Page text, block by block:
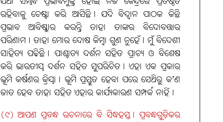
ରହିବାକୁ ଚେଷ୍ଟା କରି ଆସିଛି। ଯଦି ବିଦ୍ବାନ ପାଠକ କିଛି
ପ୍ରଭାବ ଆବିଷ୍କାର କରନ୍ତି ତାହା ତାଙ୍କର ବିଦୋବତ୍ତାର
ପରିଣାମ। ତାହା ମୋର ଦୋଷ କିମ୍ବା ଗୁଣ ନୁହେଁ। ମୁଁ ବିଦେଶୀ
ସାହିତ୍ୟ ପଢିଛି। ପାଶ୍ଚାତ୍ୟ ଦର୍ଶନ ସହିତ ପ୍ରାଚ୍ୟ ଓ ବିଶେଷ
କରି ଭାରତୀୟ ଦର୍ଶନ ସହିତ ସୁପରିଚିତ। ଏହା ଏକ ପ୍ରକାର
ଭୂମି କର୍ଷଣର କ୍ରିୟା। ଭୂମି ପ୍ରସ୍ତୁତ ହେବା ପରେ ସେଥିରୁ କ’ଣ
ଜାତ ହେବ ତାହା ସହିତ ଏହାର କାର୍ଯ୍ୟକାରଣ ସମ୍ପର୍କ ନାହିଁ।
(୯) ଆପଣ ପ୍ରବନ୍ଧ ରଚନାରେ ବି ସିଦ୍ଧହସ୍ତ। ପ୍ରବନ୍ଧଗୁଡ଼ିକର